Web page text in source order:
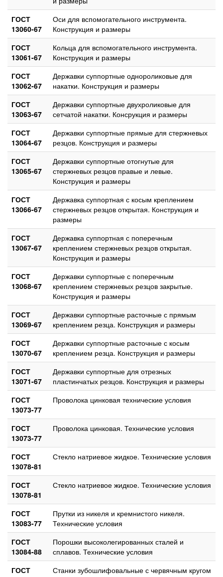
ГОСТ
13060-67
Оси для вспомогательного инструмента.
Конструкция и размеры
ГОСТ
13061-67
Кольца для вспомогательного инструмента.
Конструкция и размеры
ГОСТ
13062-67
Державки суппортные однороликовые для
накатки. Конструкция и размеры
ГОСТ
13063-67
Державки суппортные двухроликовые для
сетчатой накатки. Консрукция и размеры
ГОСТ
13064-67
Державки суппортные прямые для стержневых
резцов. Конструкция и размеры
ГОСТ
13065-67
Державки суппортные отогнутые для
стержневых резцов правые и левые.
Конструкция и размеры
ГОСТ
13066-67
Державка суппортная с косым креплением
стержневых резцов открытая. Конструкция и
размеры
ГОСТ
13067-67
Державка суппортная с поперечным
креплением стержневых резцов открытая.
Конструкция и размеры
ГОСТ
13068-67
Державки суппортные с поперечным
креплением стержневых резцов закрытые.
Конструкция и размеры
ГОСТ
13069-67
Державки суппортные расточные с прямым
креплением резца. Конструкция и размеры
ГОСТ
13070-67
Державки суппортные расточные с косым
креплением резца. Конструкция и размеры
ГОСТ
13071-67
Державки суппортные для отрезных
пластинчатых резцов. Конструкция и размеры
ГОСТ
13073-77
Проволока цинковая технические условия
ГОСТ
13073-77
Проволока цинковая. Технические условия
ГОСТ
13078-81
Стекло натриевое жидкое. Технические условия
ГОСТ
13078-81
Стекло натриевое жидкое. Технические условия
ГОСТ
13083-77
Прутки из никеля и кремнистого никеля.
Технические условия
ГОСТ
13084-88
Порошки высоколегированных сталей и
сплавов. Технические условия
ГОСТ
Станки зубошлифовальные с червячным кругом